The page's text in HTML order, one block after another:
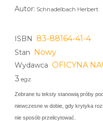
Autor: Schnadelbach Herbert
ISBN 83-88164-41-4
Stan Nowy
Wydawca OFICYNA
3 egz.
Zebrane tu teksty stanowią próby
niewczesne w dobie, gdy krytyka
nie sposób przelicytować.